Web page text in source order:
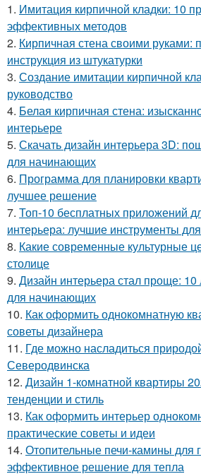
1. Имитация кирпичной кладки: 10
эффективных методов
2. Кирпичная стена своими руками:
инструкция из штукатурки
3. Создание имитации кирпичной
руководство
4. Белая кирпичная стена:
интерьере
5. Скачать дизайн интерьера 3D:
для начинающих
6. Программа для планировки
лучшее решение
7. Топ-10 бесплатных приложений
интерьера: лучшие инструменты
8. Какие современные культурные
столице
9. Дизайн интерьера стал проще: 10
для начинающих
10. Как оформить однокомнатную
советы дизайнера
11. Где можно насладиться
Северодвинска
12. Дизайн 1-комнатной квартиры
тенденции и стиль
13. Как оформить интерьер
практические советы и идеи
14. Отопительные печи-камины для
эффективное решение для тепла